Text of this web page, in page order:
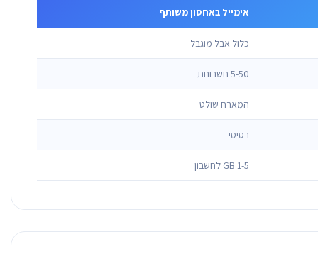
אימייל באחסון משותף
כלול אבל מוגבל
5-50 חשבונות
המארח שולט
בסיסי
1-5 GB לחשבון